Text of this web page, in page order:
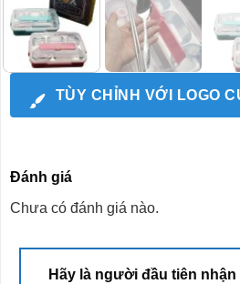
TÙY CHỈNH VỚI LOGO
Đánh giá
Chưa có đánh giá nào.
Hãy là người đầu tiên